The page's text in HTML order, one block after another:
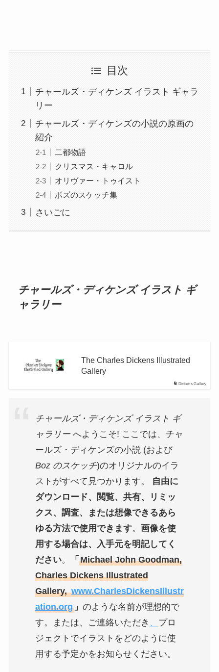
目次
チャールズ・ディケンズ イラスト ギャラ
リー
チャールズ・ディケンズの小説の原画の
紹介
二都物語
クリスマス・キャロル
オリヴァー・トゥイスト
ボズのスケッチ集
さいごに
チャールズ・ディケンズ イラスト ギ
ャラリー
Dickens Gallery
The Charles Dickens Illustrated
Gallery
チャールズ・ディケンズ イラスト ギ
ャラリーへようこそ! ここでは、チャ
ールズ・ディケンズの小説 (および
Boz のスケッチ)のオリジナルのイラ
ストがすべて見つかります。
自由に
ダウンロード、閲覧、共有、リミッ
クス、調査、または想像できるあら
ゆる方法で使用できます。 画像を使
用する場合は、入手元を明記してく
ださい。 「 Michael John Goodman,
Charles Dickens Illustrated
Gallery, www.CharlesDickensIllustr
ation.org」 のような名前が理想的で
す。または、ご連絡いただき 、 プロ
ジェクトでイラストをどのように使
用する予定かをお知らせください。